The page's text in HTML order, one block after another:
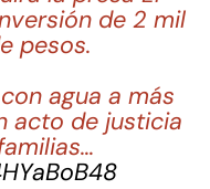
de 2 mil
pesos.
agua a más
acto de justicia